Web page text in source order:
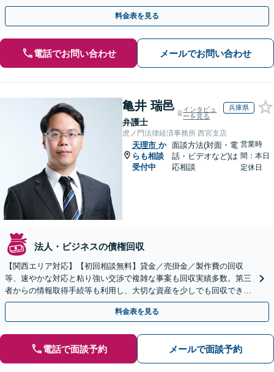
渉で、少しでも回収できるよう尽力します【土日祝対応可】
料金表を見る
電話でお問い合わせ メールでお問い合わせ
亀井 瑞邑
弁護士
インタビュ
ーを見る
兵庫県
虎ノ門法律経済事務所 西宮支店
天理市 か
らも相談
受付中
面談方法(対面・電
話・ビデオなど)は
応相談
営業時
間：本日
定休日
法人・ビジネスの債権回収
【関西エリア対応】【初回相談無料】貸金／売掛金／製作費の回収
等、速やかな対応と粘り強い交渉で複雑な事案も回収実績多数。第三
者からの情報取得手続等も利用し、大切な資産を少しでも回収できる
よう尽力します【フリーランス・個人事業主のご相談も対応】
料金表を見る
電話で面談予約 メールで面談予約